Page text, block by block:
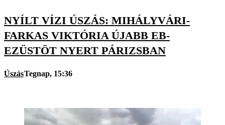
NYÍLT VÍZI ÚSZÁS: MIHÁLYVÁRI-
FARKAS VIKTÓRIA ÚJABB EB-
EZÜSTÖT NYERT PÁRIZSBAN
ÚszásTegnap, 15:36